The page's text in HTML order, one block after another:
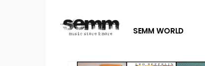
SEMM WORLD